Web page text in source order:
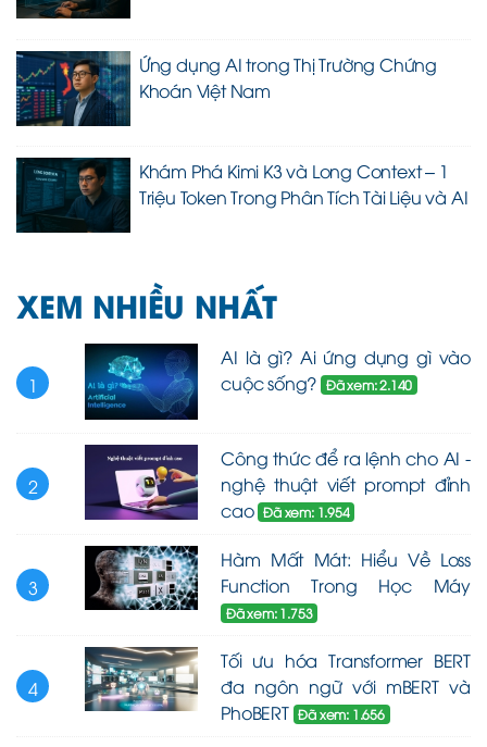
Ứng dụng AI trong Thị Trường Chứng
Khoán Việt Nam
Khám Phá Kimi K3 và Long Context – 1
Triệu Token Trong Phân Tích Tài Liệu và AI
XEM NHIỀU NHẤT
1
AI là gì? Ai ứng dụng gì vào
cuộc sống? Đã xem: 2.140
2
Công thức để ra lệnh cho AI -
nghệ thuật viết prompt đỉnh
cao Đã xem: 1.954
3
Hàm Mất Mát: Hiểu Về Loss
Function Trong Học Máy
Đã xem: 1.753
4
Tối ưu hóa Transformer BERT
đa ngôn ngữ với mBERT và
PhoBERT Đã xem: 1.656